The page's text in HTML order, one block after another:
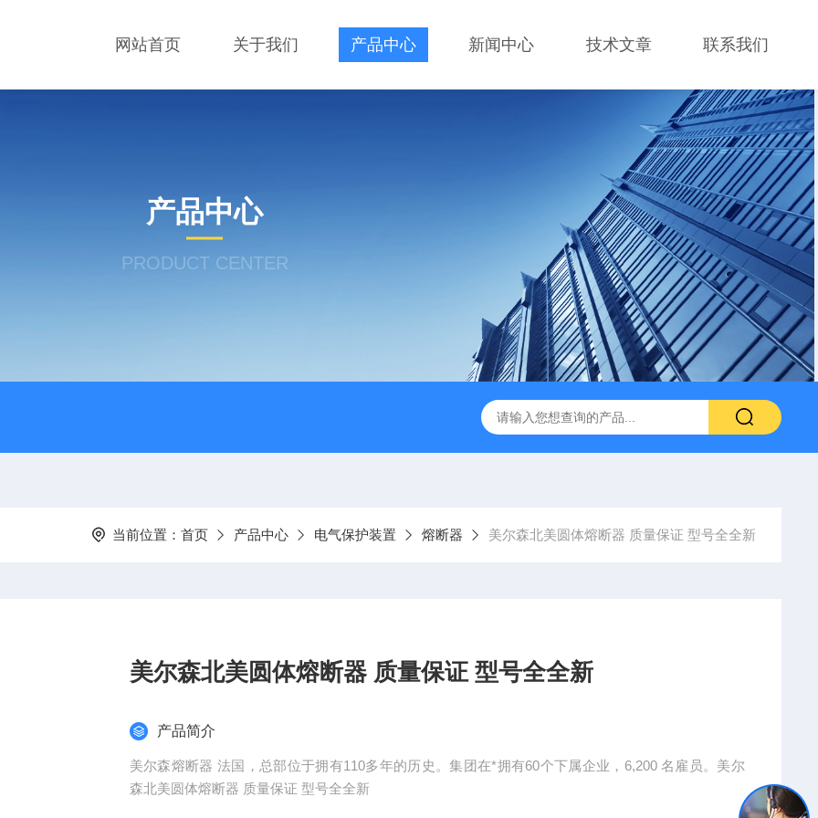
网站首页 关于我们 产品中心 新闻中心 技术文章 联系我们
产品中心
PRODUCT CENTER
当前位置： 首页 产品中心 电气保护装置 熔断器 美尔森北美圆体熔断器 质量保证 型号全全新
美尔森北美圆体熔断器 质量保证 型号全全新
产品简介
美尔森熔断器 法国，总部位于拥有110多年的历史。集团在*拥有60个下属企业，6,200 名雇员。美尔
森北美圆体熔断器 质量保证 型号全全新